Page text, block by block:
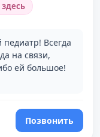
Всегда
на связи,
ей большое!
Позвонить